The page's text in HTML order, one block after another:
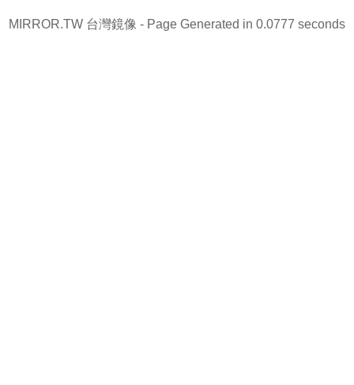
MIRROR.TW 台灣鏡像 - Page Generated in 0.0777 seconds